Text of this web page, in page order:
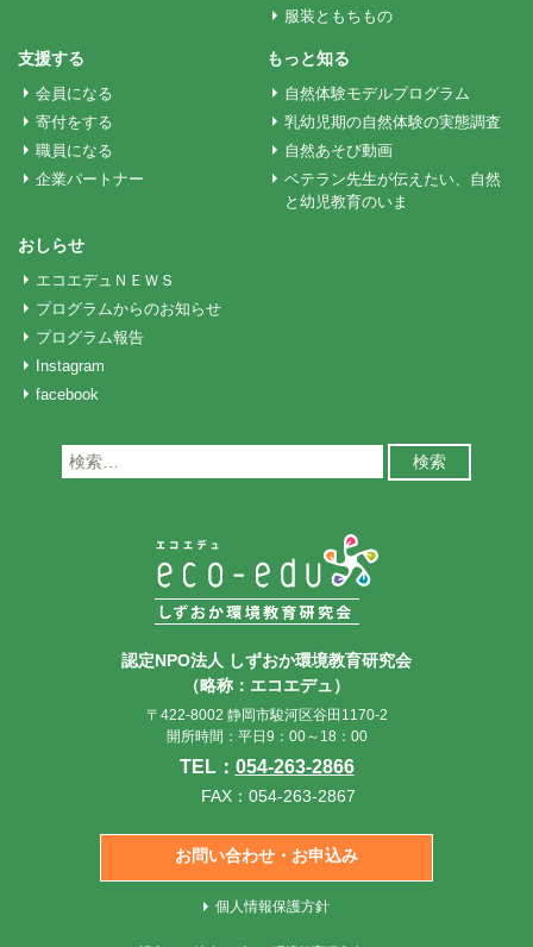
ョ
ン
服装ともちもの
支援する
会員になる
寄付をする
職員になる
企業パートナー
もっと知る
自然体験モデルプログラム
乳幼児期の自然体験の実態調査
自然あそび動画
ベテラン先生が伝えたい、自然
と幼児教育のいま
おしらせ
エコエデュＮＥＷＳ
プログラムからのお知らせ
プログラム報告
Instagram
facebook
検
索:
認定NPO法人 しずおか環境教育研究会
（略称：エコエデュ）
〒422-8002 静岡市駿河区谷田1170-2
開所時間：平日9：00～18：00
TEL： 054-263-2866
FAX：054-263-2867
お問い合わせ・お申込み
個人情報保護方針